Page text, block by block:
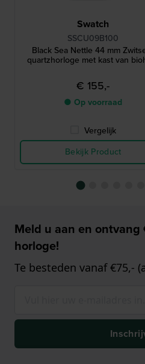
Swatch
SSCU09B100
Black Sea Nettle 44 mm
quartzhorloge met kast van
€ 155,-
● Op voorraad
Vergelijk
Bekijk Product
Meld u aan en
horloge!
Te besteden vanaf €75,-